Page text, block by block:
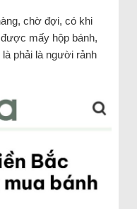
chờ đợi, có khi
mấy hộp bánh,
phải là người rảnh